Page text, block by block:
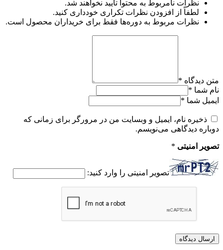
نظرات نامربوط به محتوا تأیید نخواهند شد.
لطفاً از افزودن نظرات تکراری خودداری کنید.
نظرات مربوط به دوره‌ها فقط برای خریداران محصول است.
متن دیدگاه *
نام شما *
ایمیل شما *
ذخیره نام، ایمیل و وبسایت من در مرورگر برای زمانی که
دوباره دیدگاهی می‌نویسم.
تصویر امنیتی *
تصویر امنیتی را وارد کنید: